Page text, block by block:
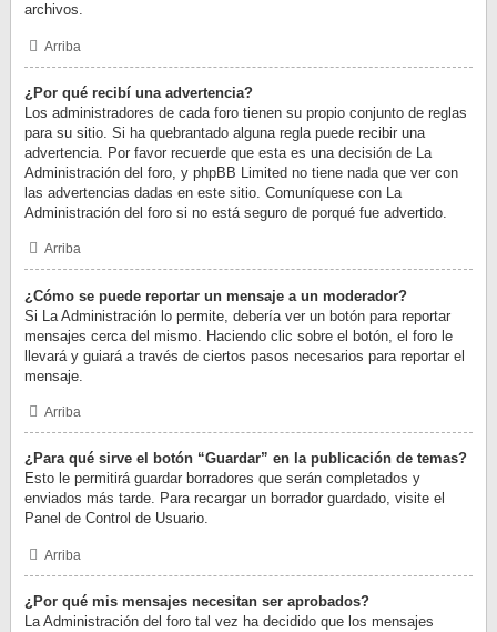
archivos.
Arriba
¿Por qué recibí una advertencia?
Los administradores de cada foro tienen su propio conjunto de reglas
para su sitio. Si ha quebrantado alguna regla puede recibir una
advertencia. Por favor recuerde que esta es una decisión de La
Administración del foro, y phpBB Limited no tiene nada que ver con
las advertencias dadas en este sitio. Comuníquese con La
Administración del foro si no está seguro de porqué fue advertido.
Arriba
¿Cómo se puede reportar un mensaje a un moderador?
Si La Administración lo permite, debería ver un botón para reportar
mensajes cerca del mismo. Haciendo clic sobre el botón, el foro le
llevará y guiará a través de ciertos pasos necesarios para reportar el
mensaje.
Arriba
¿Para qué sirve el botón “Guardar” en la publicación de temas?
Esto le permitirá guardar borradores que serán completados y
enviados más tarde. Para recargar un borrador guardado, visite el
Panel de Control de Usuario.
Arriba
¿Por qué mis mensajes necesitan ser aprobados?
La Administración del foro tal vez ha decidido que los mensajes